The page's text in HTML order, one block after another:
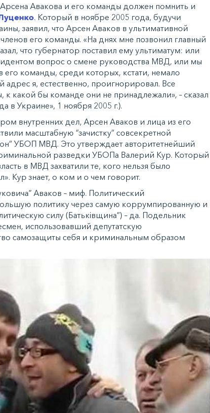
Авакова и его команды должен помнить и
. Который в ноябре 2005 года, будучи
заявил, что Арсен Аваков в ультимативной
его команды. «На днях мне позвонил главный
что губернатор поставил ему ультиматум: или
вопрос о смене руководства МВД, или мы
его команды, среди которых, кстати, немало
я, естественно, проигнорировал. Все
какой бы команде они не принадлежали», – сказал
в Украине», 1 ноября 2005 г.).
внутренних дел, Арсен Аваков и лица из его
масштабную “зачистку” совсекретной
УБОП МВД. Это утверждает авторитетнейший
разведки УБОПа Валерий Кур. Который
в МВД захватили те, кого нельзя было
Кур знает, о ком и о чем говорит.
Аваков – миф. Политический
политику через самую коррумпированную и
силу (Батьківщина”) – да. Подельник
использовавший депутатскую
самозащиты себя и криминальным образом